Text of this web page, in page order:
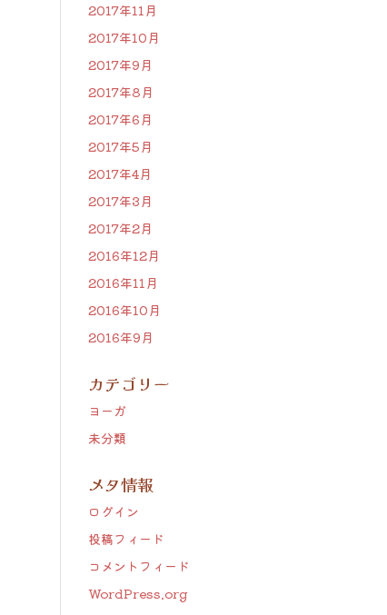
2017年11月
2017年10月
2017年9月
2017年8月
2017年6月
2017年5月
2017年4月
2017年3月
2017年2月
2016年12月
2016年11月
2016年10月
2016年9月
カテゴリー
ヨーガ
未分類
メタ情報
ログイン
投稿フィード
コメントフィード
WordPress.org